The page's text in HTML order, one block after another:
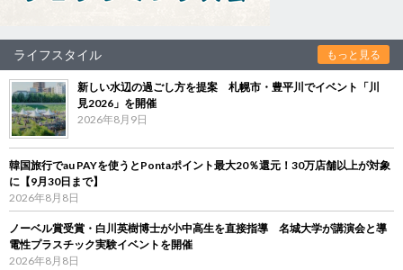
ライフスタイル もっと見る
新しい水辺の過ごし方を提案 札幌市・豊平川でイベント「川
見2026」を開催
2026年8月9日
韓国旅行でau PAYを使うとPontaポイント最大20％還元！30万店舗以上が対象
に【9月30日まで】
2026年8月8日
ノーベル賞受賞・白川英樹博士が小中高生を直接指導 名城大学が講演会と導
電性プラスチック実験イベントを開催
2026年8月8日